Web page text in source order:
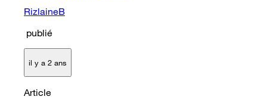
RizlaineB
publié
il y a 2 ans
Article